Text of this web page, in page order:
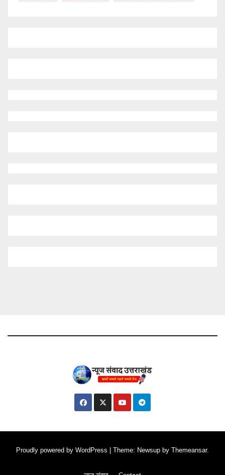
Proudly powered by WordPress Theme: Newsup by Themeansar.